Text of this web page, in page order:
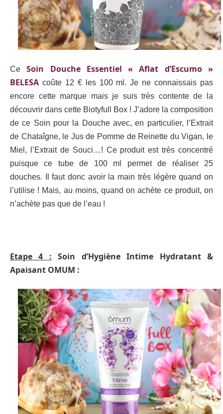
CeSoin Douche Essentiel « Aflat d’Escumo »
BELESA coûte 12 € les 100 ml. Je ne connaissais pas
encore cette marque mais je suis très contente de la
découvrir dans cette Biotyfull Box ! J’adore la composition
de ce Soin pour la Douche avec, en particulier, l’Extrait
de Chataîgne, le Jus de Pomme de Reinette du Vigan, le
Miel, l’Extrait de Souci…! Ce produit est très concentré
puisque ce tube de 100 ml permet de réaliser 25
douches. Il faut donc avoir la main très légère quand on
l’utilise ! Mais, au moins, quand on achète ce produit, on
n’achète pas que de l’eau !
Etape 4 : Soin d’Hygiène Intime Hydratant &
Apaisant OMUM :